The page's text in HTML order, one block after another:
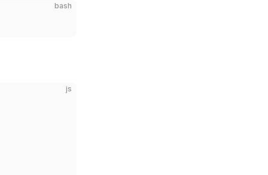
bash
js